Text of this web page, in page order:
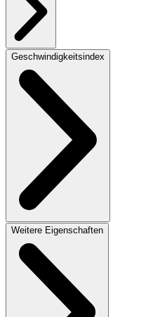
Geschwindigkeitsindex
Weitere Eigenschaften